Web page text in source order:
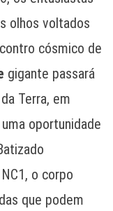
olhos voltados
cósmico de
gigante passará
Terra, em
oportunidade
o corpo
que podem